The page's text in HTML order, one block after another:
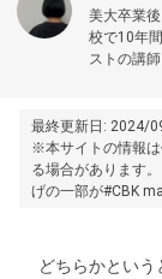
美大卒業
校で10年
ストの講
最終更新日: 2024/
※本サイトの情報は
る場合があります
げの一部が#CBK
どちらかとい